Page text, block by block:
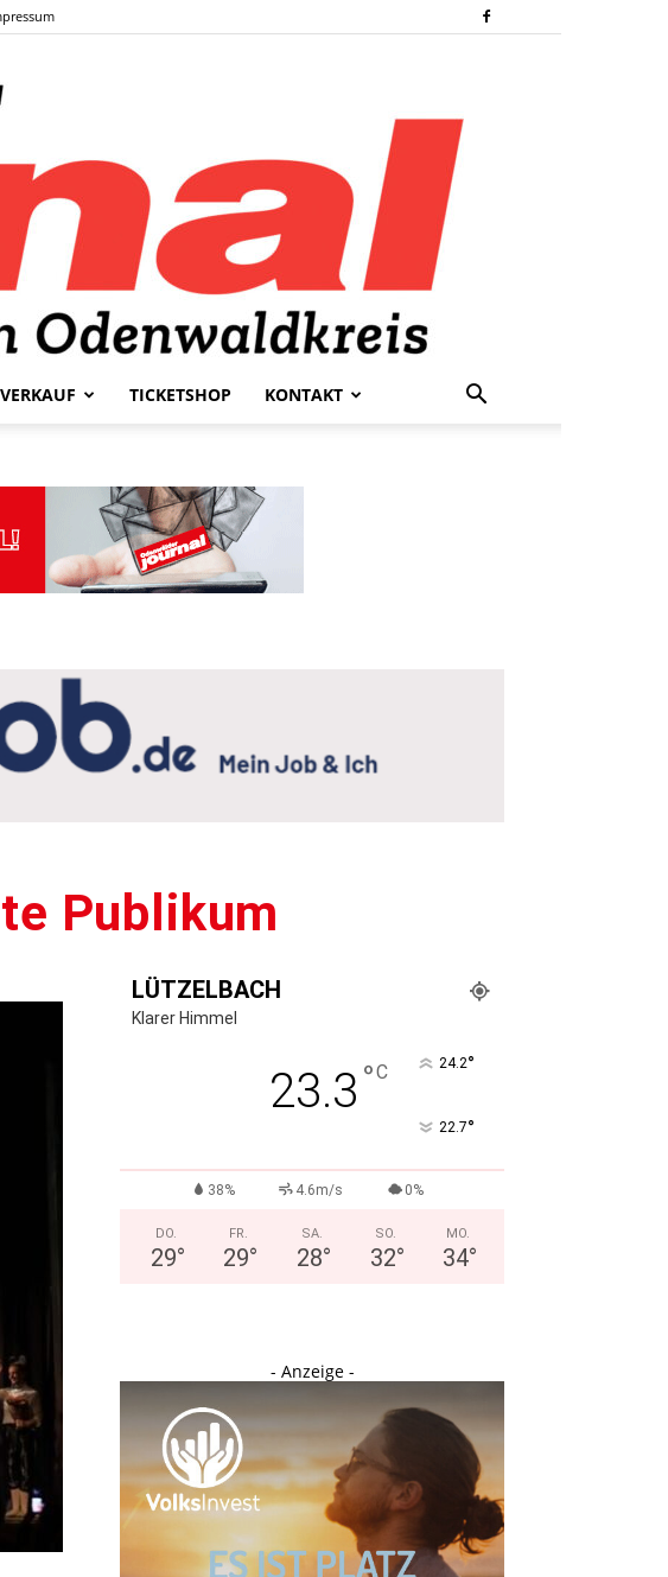
VERKAUF TICKETSHOP KONTAKT
Publikum
LÜTZELBACH
Klarer Himmel
23.3 °C 24.2°
22.7°
38% 4.6m/s 0%
DO.
29°
FR.
29°
SA.
28°
SO.
32°
MO.
34°
- Anzeige -